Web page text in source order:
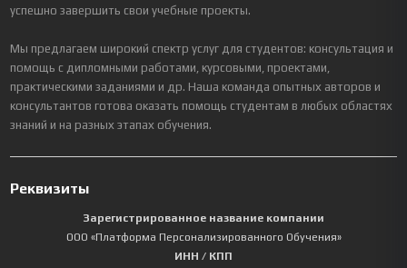
успешно завершить свои учебные проекты.
Мы предлагаем широкий спектр услуг для студентов: консультация и
помощь с дипломными работами, курсовыми, проектами,
практическими заданиями и др. Наша команда опытных авторов и
консультантов готова оказать помощь студентам в любых областях
знаний и на разных этапах обучения.
Реквизиты
Зарегистрированное название компании
ООО «Платформа Персонализированного Обучения»
ИНН / КПП